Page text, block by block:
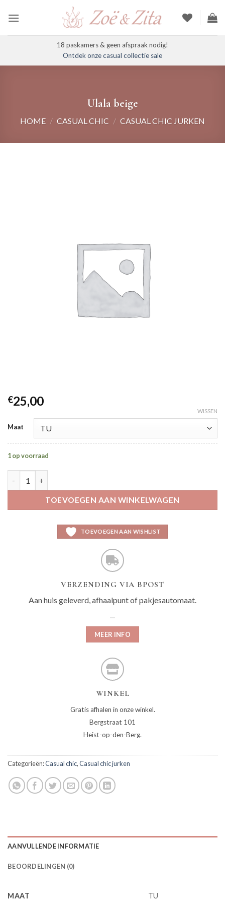
naar
18 paskamers & geen afspraak nodig!
Ontdek onze casual collectie sale
Ulala beige
HOME / CASUAL CHIC / CASUAL CHIC JURKEN
€25,00
Maat
WISSEN
1 op voorraad
TOEVOEGEN AAN WINKELWAGEN
TOEVOEGEN AAN WISHLIST
VERZENDING VIA BPOST
Aan huis geleverd, afhaalpunt of pakjesautomaat.
MEER INFO
WINKEL
Gratis afhalen in onze winkel.
Bergstraat 101
Heist-op-den-Berg.
Categorieën:Casual chic,Casual chic jurken
AANVULLENDE INFORMATIE
BEOORDELINGEN (0)
MAAT TU